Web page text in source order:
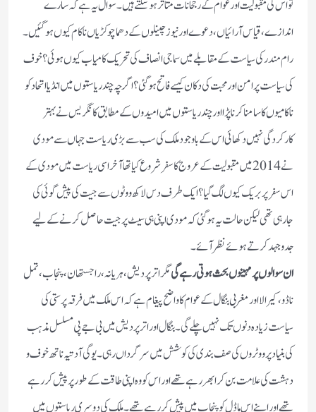
تو اس کی مقبولیت اور عوام کے رجحانات متاثر ہو سکتے ہیں۔ سوال یہ ہے کہ سارے
اندازے، قیاس آرائیاں، دعوے اور نیوز چینلوں کے دھما چوکڑیاں ناکام کیوں ہو گئیں۔
رام مندر کی سیاست کے مقابلے میں سماجی انصاف کی تحریک کامیاب کیوں ہوئی؟ خوف
کی سیاست پر امن اور محبت کی دکان کیسے فاتح ہوگئی؟ اگرچہ چند ریاستوں میں انڈیا اتحاد کو
ناکامیوں کا سامنا کرنا پڑا اور چند ریاستوں میں امیدوں کے مطابق کانگریس نے بہتر
کارکردگی نہیں دکھائی اس کے باوجود ملک کی سب سے بڑی ریاست جہاں سے مودی
نے 2014 میں مقبولیت کے عروج کا سفر شروع کیا تھا آخر اسی ریاست میں مودی کے
اس سفر پر بریک کیوں لگ گیا؟ ایک طرف دس لاکھ ووٹوں سے جیت کی پیش گوئی کی
جارہی تھی لیکن حالت یہ ہو گئی کہ مودی اپنی ہی سیٹ پر جیت حاصل کرنے کے لیے
جدو جہد کرتے ہوئے نظر آئے۔
ان سوالوں پر مہینوں بحث ہوتی رہے گیمگر اترپردیش، ہریانہ، راجستھان، پنجاب، تمل
ناڈو، کیرالا اور مغربی بنگال کے عوام کا واضح پیغام ہے کہ اس ملک میں فرقہ پرستی کی
سیاست زیادہ دنوں تک نہیں چلے گی۔ بنگال اور اتر پردیش میں بی جے پی مسلسل مذہب
کی بنیاد پر ووٹروں کی صف بندی کی کوشش میں سرگرداں رہی۔ یوگی آدتیہ ناتھ خوف و
دہشت کی علامت بن کر ابھر رہے تھے اور اس کو وہ اپنی طاقت کے طور پر پیش کررہے
تھے اور اپنے اس ماڈل کو پنجاب میں پیش کر رہے تھے۔ ملک کی دوسری ریاستوں میں